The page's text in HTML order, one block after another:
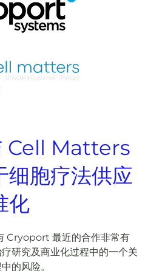
Cell Matters
细胞疗法供应
化
Cryoport 最近的合作非常有
研究及商业化过程中的一个关
的风险。